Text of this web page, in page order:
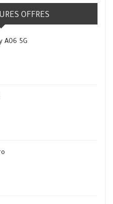
OFFRES
A06 5G